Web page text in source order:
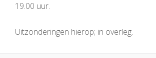
19.00 uur.
Uitzonderingen hierop; in overleg.